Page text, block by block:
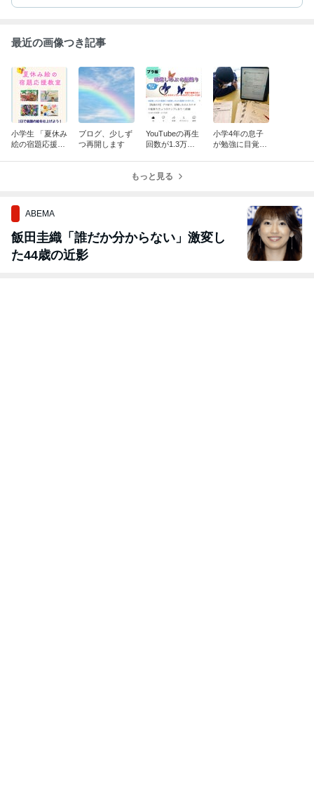
最近の画像つき記事
小学生 「夏休み
絵の宿題応援教
ブログ、少しず
つ再開します
YouTubeの再生
回数が1.3万回
小学4年の息子
が勉強に目覚め
もっと見る
ABEMA
飯田圭織「誰だか分からない」激変し
た44歳の近影